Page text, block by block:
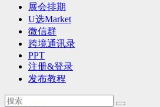
展会排期
U选Market
微信群
跨境通讯录
PPT
注册&登录
发布教程